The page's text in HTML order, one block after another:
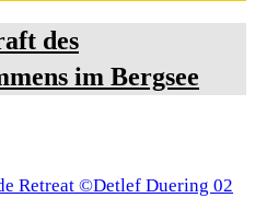
des
im Bergsee